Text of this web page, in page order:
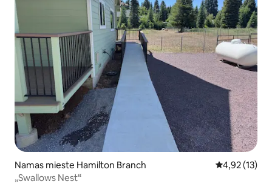
Namas mieste Hamilton Branch Vidutinis
4,92 (13)
„Swallows Nest“